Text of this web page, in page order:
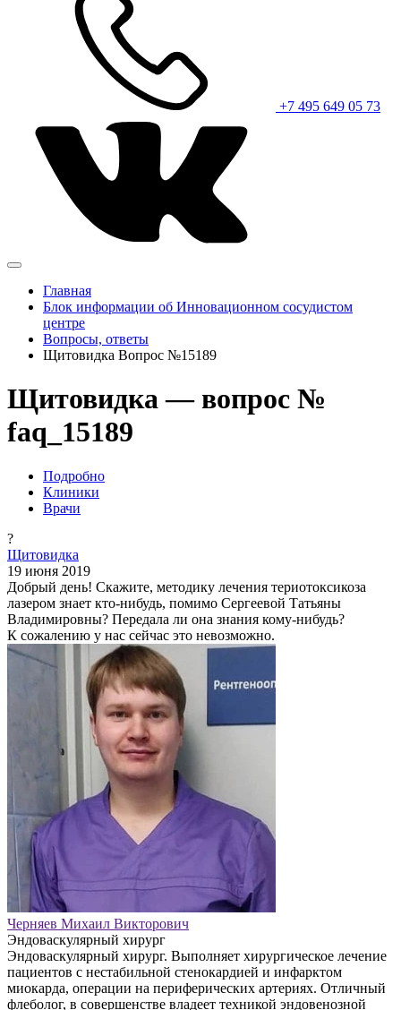
+7 495 649 05 73
Главная
Блок информации об Инновационном сосудистом
центре
Вопросы, ответы
Щитовидка Вопрос №15189
Щитовидка — вопрос №
faq_15189
Подробно
Клиники
Врачи
?
Щитовидка
19 июня 2019
Добрый день! Скажите, методику лечения териотоксикоза
лазером знает кто-нибудь, помимо Сергеевой Татьяны
Владимировны? Передала ли она знания кому-нибудь?
К сожалению у нас сейчас это невозможно.
Черняев Михаил Викторович
Эндоваскулярный хирург
Эндоваскулярный хирург. Выполняет хирургическое лечение
пациентов с нестабильной стенокардией и инфарктом
миокарда, операции на периферических артериях. Отличный
флеболог, в совершенстве владеет техникой эндовенозной